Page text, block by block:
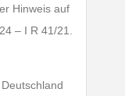
Hinweis auf
– I R 41/21.